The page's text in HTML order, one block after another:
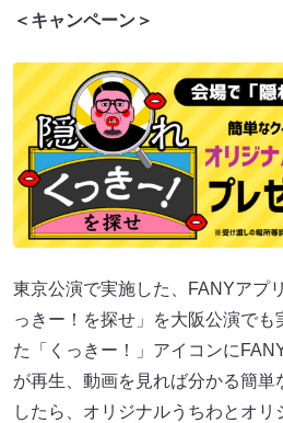
＜キャンペーン＞
東京公演で実施した、FANYアプ
っきー！を探せ」を大阪公演で
た「くっきー！」アイコンに
が再生、動画を見れば分かる簡
したら、オリジナルうちわとオリ